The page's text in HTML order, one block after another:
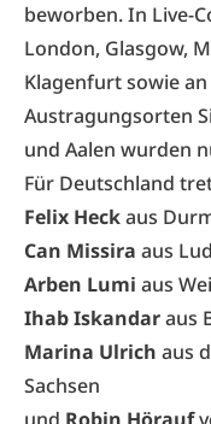
beworben. In Live-
London, Glasgow,
Klagenfurt sowie
Austragungsorten
und Aalen wurden
Für Deutschland
Felix Heckaus
Can Missira aus
Arben Lumi aus
Ihab Iskandaraus
Marina Ulrich aus
Sachsen